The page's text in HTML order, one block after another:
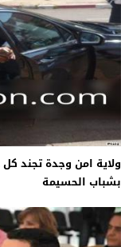
ولاية امن وجدة تجند كل
بشباب الحسيمة